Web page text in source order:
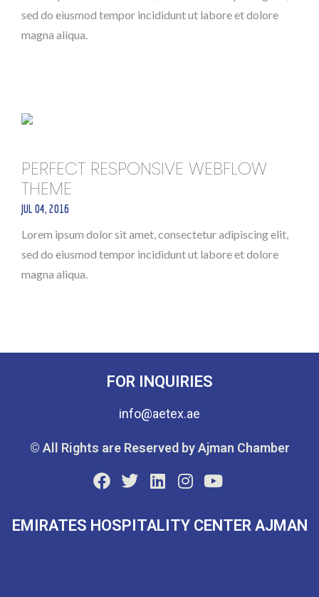
sed do eiusmod tempor incididunt ut labore et dolore
magna aliqua.
PERFECT RESPONSIVE WEBFLOW
THEME
JUL 04, 2016
Lorem ipsum dolor sit amet, consectetur adipiscing elit,
sed do eiusmod tempor incididunt ut labore et dolore
magna aliqua.
FOR INQUIRIES
info@aetex.ae
© All Rights are Reserved by Ajman Chamber
EMIRATES HOSPITALITY CENTER AJMAN